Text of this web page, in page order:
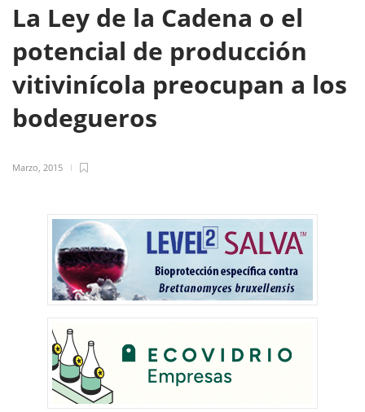
La Ley de la Cadena o el
potencial de producción
vitivinícola preocupan a los
bodegueros
Marzo, 2015